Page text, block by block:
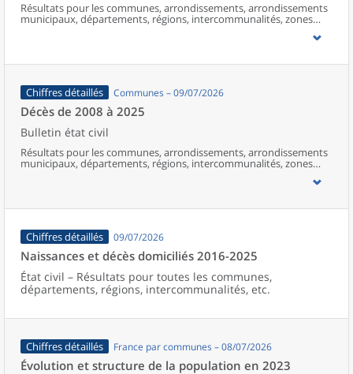
Résultats pour les communes, arrondissements, arrondissements
municipaux, départements, régions, intercommunalités, zones
d’emploi, bassins de vie, unités urbaines et aires d’attraction des
Chiffres détaillés Communes – 09/07/2026
Décès de 2008 à 2025
Bulletin état civil
Résultats pour les communes, arrondissements, arrondissements
municipaux, départements, régions, intercommunalités, zones
d’emploi, bassins de vie, unités urbaines et aires d’attraction des
Chiffres détaillés 09/07/2026
Naissances et décès domiciliés 2016-2025
État civil – Résultats pour toutes les communes,
départements, régions, intercommunalités, etc.
Chiffres détaillés France par communes – 08/07/2026
Évolution et structure de la population en 2023